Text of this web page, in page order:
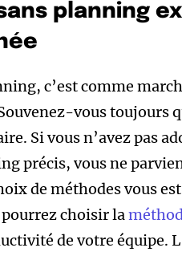
planning
c’est comme
vous toujours
Si vous n’avez pas
précis, vous ne
de méthodes vous
pourrez choisir la
de votre équipe.